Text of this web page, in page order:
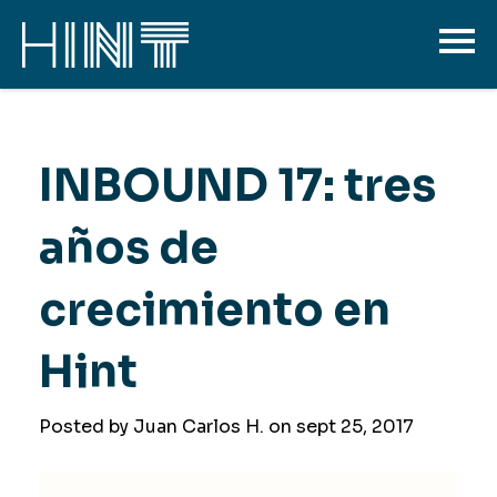
INBOUND 17: tres
años de
crecimiento en
Hint
Posted by Juan Carlos H. on sept 25, 2017